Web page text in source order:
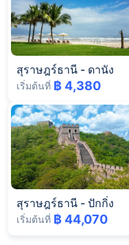
สุราษฎร์ธานี - ดานัง
เริ่มต้นที่ ฿ 4,380
สุราษฎร์ธานี - ปักกิ่ง
เริ่มต้นที่ ฿ 44,070